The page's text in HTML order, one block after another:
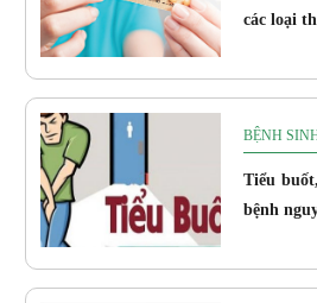
các loại
BỆNH
Tiểu
bệnh